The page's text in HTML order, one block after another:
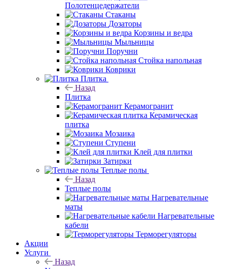
Полотенцедержатели
Стаканы
Дозаторы
Корзины и ведра
Мыльницы
Поручни
Стойка напольная
Коврики
Плитка
Назад
Плитка
Керамогранит
Керамическая
плитка
Мозаика
Ступени
Клей для плитки
Затирки
Теплые полы
Назад
Теплые полы
Нагревательные
маты
Нагревательные
кабели
Терморегуляторы
Акции
Услуги
Назад